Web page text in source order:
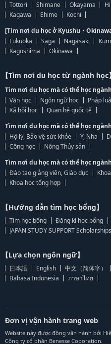
Tottori
Shimane Okayama
Kagawa
Ehime
Kochi
[Tìm nơi du học ở Kyushu・
Fukuoka
Saga Nagasaki
Kagoshima
Okinawa
【Tìm nơi du học từ ngành học】
Tìm nơi du học mà có thể học
Văn học
Ngôn ngữ học Pháp
Xã hội học
Quan hệ quốc tế
Tìm nơi du học mà có thể học
Hộ lý, Bảo vệ sức khỏe
Y, Nha
Công học
Nông Thủy sản
Tìm nơi du học mà có thể học
Đào tạo giảng viên, Giáo dục
Khoa học tổng hợp
【Hướng dẫn tìm học bổng】
Tìm học bổng
Đăng kí học bổng
JAPAN STUDY SUPPORT Scholarships
【Lựa chọn ngôn ngữ】
日本語 English 中文（简体字）
Bahasa Indonesia
ภาษาไทย
Đơn vị vận hành trang web
Website này được đồng vận hành bởi
Công ty cổ phần Benesse Coporation.